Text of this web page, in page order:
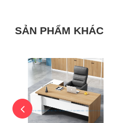
SẢN PHẨM KHÁC
-32%